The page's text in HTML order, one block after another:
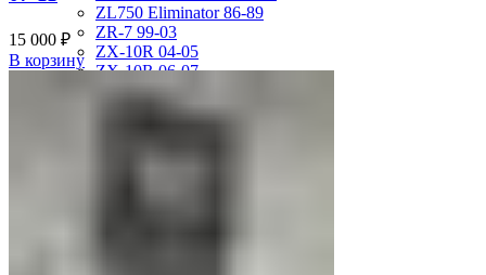
ZL750 Eliminator 86-89
ZR-7 99-03
ZX-10R 04-05
ZX-10R 06-07
ZX-10R Ninja 06-07
ZX-10R Ninja 08-10
15 000 ₽
В корзину